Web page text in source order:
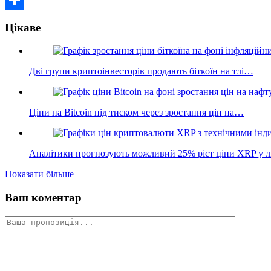
Цікаве
Дві групи криптоінвесторів продають біткоїн на тлі…
Ціни на Bitcoin під тиском через зростання цін на…
Аналітики прогнозують можливий 25% ріст ціни XRP у
Показати більше
Ваш коментар